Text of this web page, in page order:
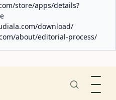
store/apps/details?
download/
about/editorial-process/